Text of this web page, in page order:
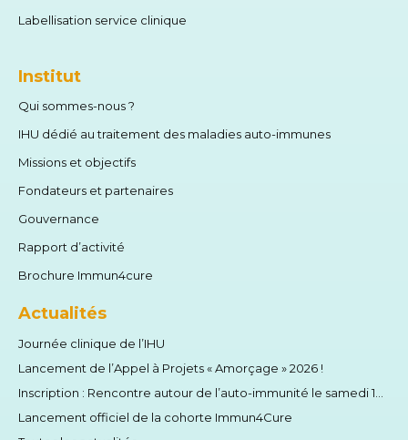
Labellisation service clinique
Institut
Qui sommes-nous ?
IHU dédié au traitement des maladies auto-immunes
Missions et objectifs
Fondateurs et partenaires
Gouvernance
Rapport d’activité
Brochure Immun4cure
Actualités
Journée clinique de l’IHU
Lancement de l’Appel à Projets « Amorçage » 2026 !
Lancement officiel de la cohorte Immun4Cure